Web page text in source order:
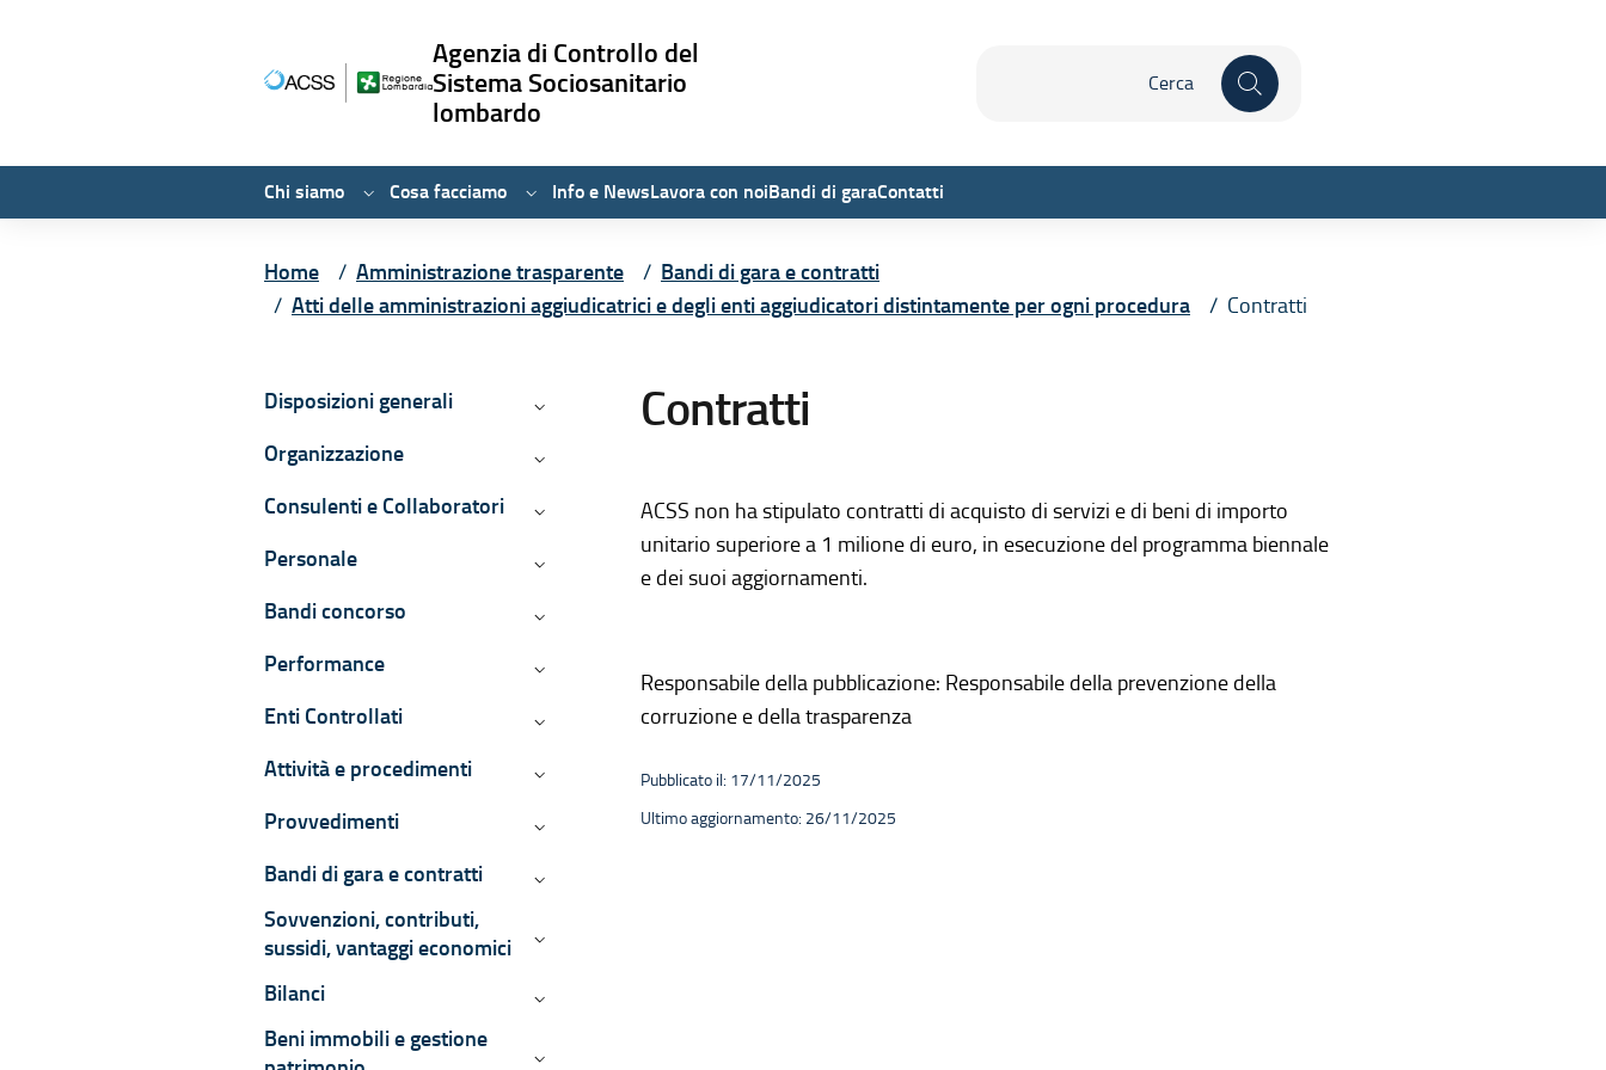
Agenzia di Controllo del
Sistema Sociosanitario
lombardo
Inizia la ricerca
Chi siamo Cosa facciamo Info e NewsLavora con noiBandi di garaContatti
Home Amministrazione trasparente
Bandi di gara e contratti
Atti delle amministrazioni aggiudicatrici e degli enti aggiudicatori distintamente per ogni procedura
Contratti
Contratti
ACSS non ha stipulato contratti di acquisto di servizi e di beni di importo
unitario superiore a 1 milione di euro, in esecuzione del programma biennale
e dei suoi aggiornamenti.
Responsabile della pubblicazione: Responsabile della prevenzione della
corruzione e della trasparenza
Pubblicato il: 17/11/2025
Ultimo aggiornamento: 26/11/2025
Navigazione contestuale di Amministrazione Trasparente
Disposizioni generali Disposizioni generali
Organizzazione Organizzazione
Consulenti e Collaboratori Consulenti e Collaboratori
Personale Personale
Bandi concorso Bandi concorso
Performance Performance
Enti Controllati Enti Controllati
Attività e procedimenti Attività e procedimenti
Provvedimenti Provvedimenti
Bandi di gara e contratti Bandi di gara e contratti
Sovvenzioni, contributi,
sussidi, vantaggi economici
Sovvenzioni, contributi, sussidi, vantaggi economici
Bilanci Bilanci
Beni immobili e gestione
Beni immobili e gestione patrimonio